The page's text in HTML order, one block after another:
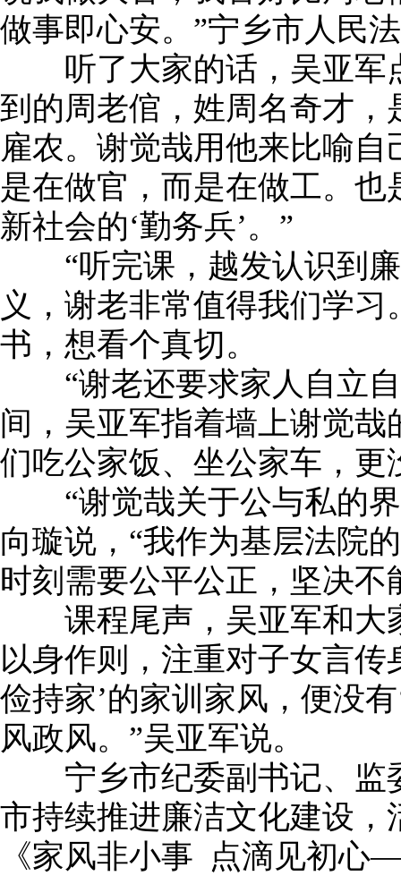
做事即心安。”宁乡市人民
听了大家的话，吴亚军
到的周老倌，姓周名奇才
雇农。谢觉哉用他来比喻
是在做官，而是在做工。
新社会的‘勤务兵’。”
“听完课，越发认识到廉
义，谢老非常值得我们学
书，想看个真切。
“谢老还要求家人自立自
间，吴亚军指着墙上谢觉
们吃公家饭、坐公家车，更
“谢觉哉关于公与私的界
向璇说，“我作为基层法院
时刻需要公平公正，坚决不
课程尾声，吴亚军和大
以身作则，注重对子女言传
俭持家’的家训家风，便没
风政风。”吴亚军说。
宁乡市纪委副书记、监
市持续推进廉洁文化建设
《家风非小事 点滴见初